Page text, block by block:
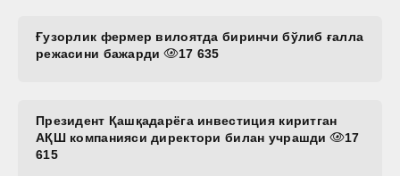
Ғузорлик фермер вилоятда биринчи бўлиб ғалла
режасини бажарди
17 635
Президент Қашқадарёга инвестиция киритган
АҚШ компанияси директори билан учрашди
17
615